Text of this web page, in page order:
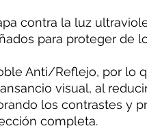
contra la luz
para proteger de
Anti/Reflejo, por lo
visual, al
los contrastes y
completa.